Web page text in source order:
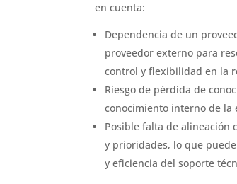
en cuenta:
Dependencia de un
proveedor externo para
control y flexibilidad en la
Riesgo de pérdida de
conocimiento interno de la
Posible falta de alineación
y prioridades, lo que
y eficiencia del soporte